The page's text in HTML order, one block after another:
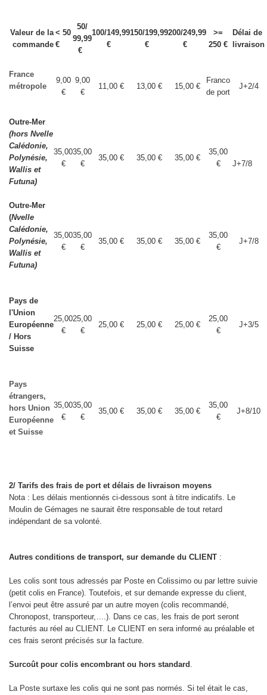
Valeur de la
commande
< 50
€
50/
99,99
€
100/149,99
€
150/199,99
€
200/249,99
€
>=
250 €
Délai de
livraison
France
métropole
9,00
€
9,00
€
11,00 € 13,00 € 15,00 €
Franco
de port
J+2/4
Outre-Mer
(hors Nvelle
Calédonie,
Polynésie,
Wallis et
Futuna)
35,00
€
35,00
€
35,00 € 35,00 € 35,00 €
35,00
€
J+7/8
Outre-Mer
(Nvelle
Calédonie,
Polynésie,
Wallis et
Futuna)
35,00
€
35,00
€
35,00 € 35,00 € 35,00 €
35,00
€
J+7/8
Pays de
l'Union
Européenne
/ Hors
Suisse
25,00
€
25,00
€
25,00 € 25,00 € 25,00 €
25,00
€
J+3/5
Pays
étrangers,
hors Union
Européenne
et Suisse
35,00
€
35,00
€
35,00 € 35,00 € 35,00 €
35,00
€
J+8/10
2/ Tarifs des frais de port et délais de livraison moyens
Nota : Les délais mentionnés ci-dessous sont à titre indicatifs. Le
Moulin de Gémages ne saurait être responsable de tout retard
indépendant de sa volonté.
Autres conditions de transport, sur demande du CLIENT :
Les colis sont tous adressés par Poste en Colissimo ou par lettre suivie
(petit colis en France). Toutefois, et sur demande expresse du client,
l’envoi peut être assuré par un autre moyen (colis recommandé,
Chronopost, transporteur,….). Dans ce cas, les frais de port seront
facturés au réel au CLIENT. Le CLIENT en sera informé au préalable et
ces frais seront précisés sur la facture.
Surcoût pour colis encombrant ou hors standard .
La Poste surtaxe les colis qui ne sont pas normés. Si tel était le cas,